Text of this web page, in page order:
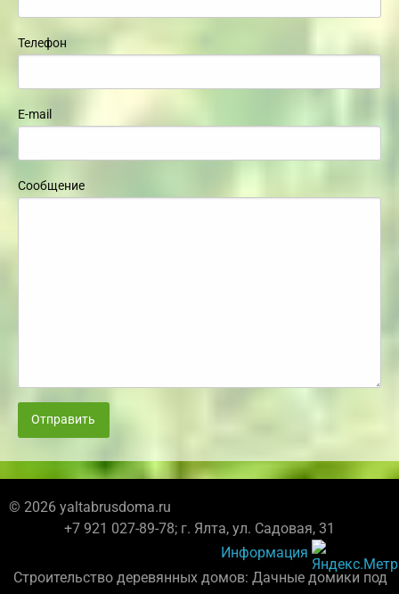
Телефон
E-mail
Сообщение
Отправить
© 2026 yaltabrusdoma.ru
+7 921 027-89-78; г. Ялта, ул. Садовая, 31
Информация
Строительство деревянных домов: Дачные домики под